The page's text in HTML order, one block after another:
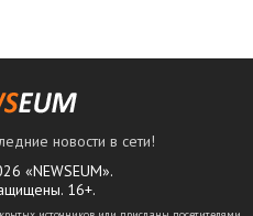
новости в сети!
«NEWSEUM».
16+.